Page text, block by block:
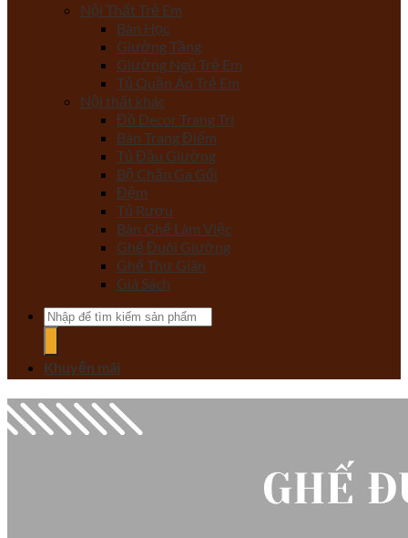
Nội Thất Trẻ Em
Bàn Học
Giường Tầng
Giường Ngủ Trẻ Em
Tủ Quần Áo Trẻ Em
Nội thất khác
Đồ Decor Trang Trí
Bàn Trang Điểm
Tủ Đầu Giường
Bộ Chăn Ga Gối
Đệm
Tủ Rượu
Bàn Ghế Làm Việc
Ghế Đuôi Giường
Ghế Thư Giãn
Giá Sách
Tìm
kiếm:
Khuyến mãi